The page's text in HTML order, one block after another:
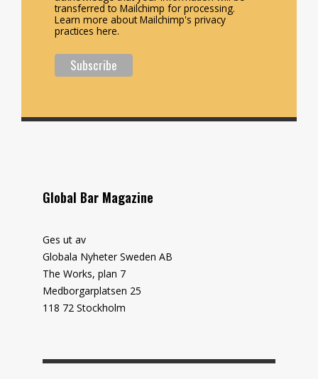
transferred to Mailchimp for processing.
Learn more about Mailchimp's privacy
practices here.
Global Bar Magazine
Ges ut av
Globala Nyheter Sweden AB
The Works, plan 7
Medborgarplatsen 25
118 72 Stockholm